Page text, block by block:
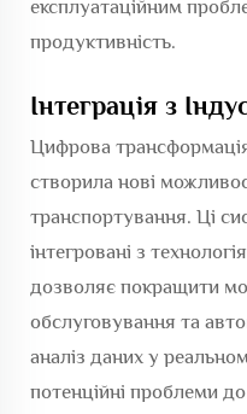
експлуатаційним
продуктивність.
Інтеграція з
Цифрова
створила нові
транспортування. Ці
інтегровані з
дозволяє покращити
обслуговування та
аналіз даних у
потенційні проблеми